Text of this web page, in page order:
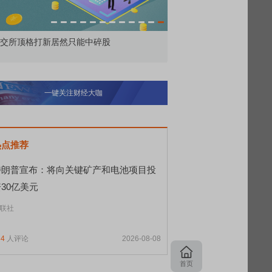
——比亚迪智能化战略发布会
一键关注财经大咖
推荐
普宣布：将向关键矿产和电池项目投
亿美元
社
人评论 2026-08-08
首页